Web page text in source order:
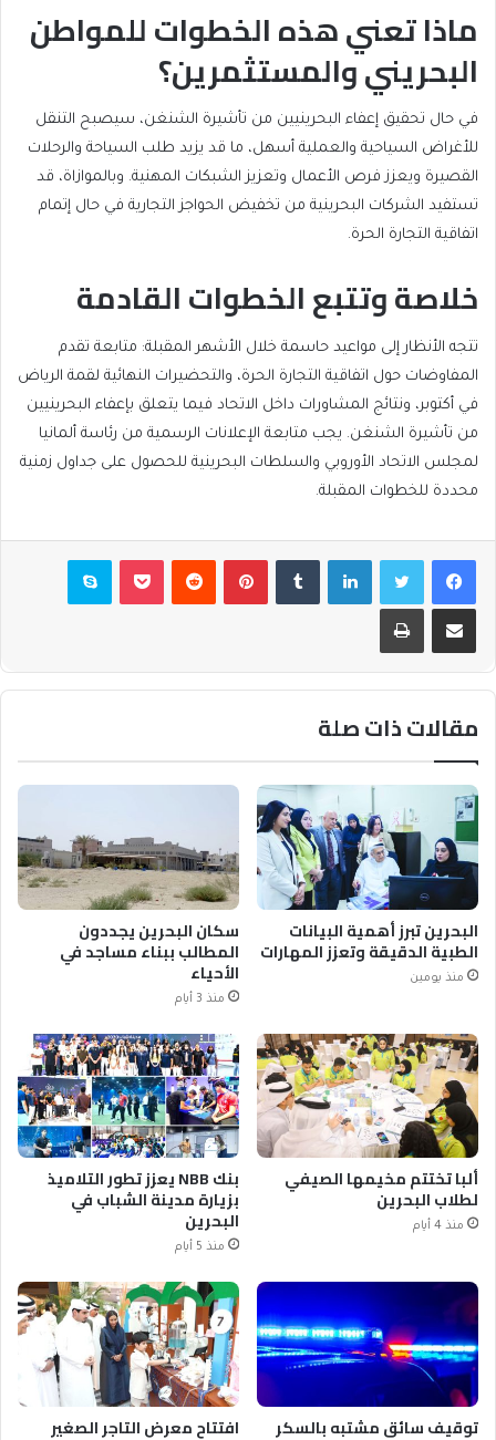
ماذا تعني هذه الخطوات للمواطن
البحريني والمستثمرين؟
في حال تحقيق إعفاء البحرينيين من تأشيرة الشنغن، سيصبح التنقل
للأغراض السياحية والعملية أسهل، ما قد يزيد طلب السياحة والرحلات
القصيرة ويعزز فرص الأعمال وتعزيز الشبكات المهنية. وبالموازاة، قد
تستفيد الشركات البحرينية من تخفيض الحواجز التجارية في حال إتمام
اتفاقية التجارة الحرة.
خلاصة وتتبع الخطوات القادمة
تتجه الأنظار إلى مواعيد حاسمة خلال الأشهر المقبلة: متابعة تقدم
المفاوضات حول اتفاقية التجارة الحرة، والتحضيرات النهائية لقمة الرياض
في أكتوبر، ونتائج المشاورات داخل الاتحاد فيما يتعلق بإعفاء البحرينيين
من تأشيرة الشنغن. يجب متابعة الإعلانات الرسمية من رئاسة ألمانيا
لمجلس الاتحاد الأوروبي والسلطات البحرينية للحصول على جداول زمنية
محددة للخطوات المقبلة.
فيسبوكتويتر لينكدإن بينتيريست بوكيت سكايب
مشاركة عبر البريد طباعة
مقالات ذات صلة
البحرين تبرز أهمية البيانات
الطبية الدقيقة وتعزز المهارات
منذ يومين
سكان البحرين يجددون
المطالب ببناء مساجد في
الأحياء
منذ 3 أيام
ألبا تختتم مخيمها الصيفي
لطلاب البحرين
منذ 4 أيام
بنك NBB يعزز تطور التلاميذ
بزيارة مدينة الشباب في
البحرين
منذ 5 أيام
توقيف سائق مشتبه بالسكر افتتاح معرض التاجر الصغير